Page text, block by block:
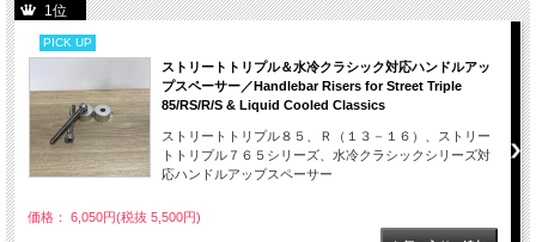
1位
PICK UP
ストリートトリプル＆水冷クラシック対応ハンドルアッ
プスペーサー／Handlebar Risers for Street Triple
85/RS/R/S & Liquid Cooled Classics
ストリートトリプル８５、Ｒ（１３－１６）、ストリー
トトリプル７６５シリーズ、水冷クラシックシリーズ対
応ハンドルアップスペーサー
価格： 6,050円(税抜 5,500円)